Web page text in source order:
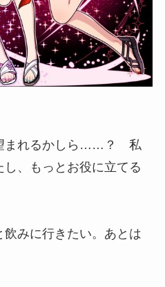
まれるかしら……？ 私
、もっとお役に立てる
みに行きたい。あとは